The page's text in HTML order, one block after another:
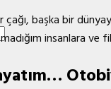
başka bir
insanlara ve